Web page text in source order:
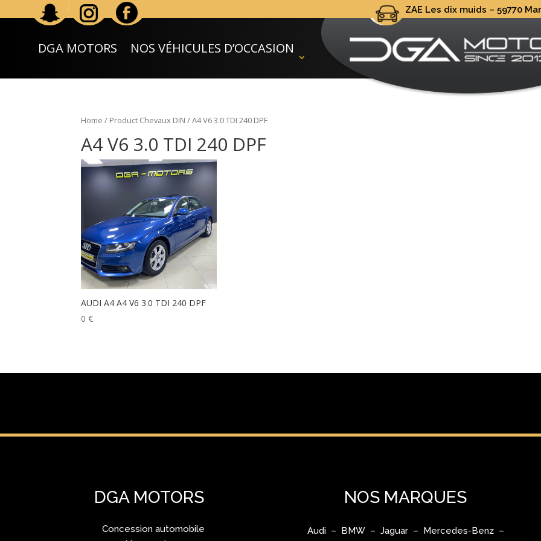
ZAE Les dix muids – 59770
ZAE Les dix muids – 59770
DGA MOTORS NOS VÉHICULES D’OCCASION
NOUS CONTACTER
Home / Product Chevaux DIN / A4 V6 3.0 TDI 240 DPF
A4 V6 3.0 TDI 240 DPF
AUDI A4 A4 V6 3.0 TDI 240 DPF
0€
DGA MOTORS
Concession automobile
NOS MARQUES
Audi – BMW – Jaguar – Mercedes-Benz –